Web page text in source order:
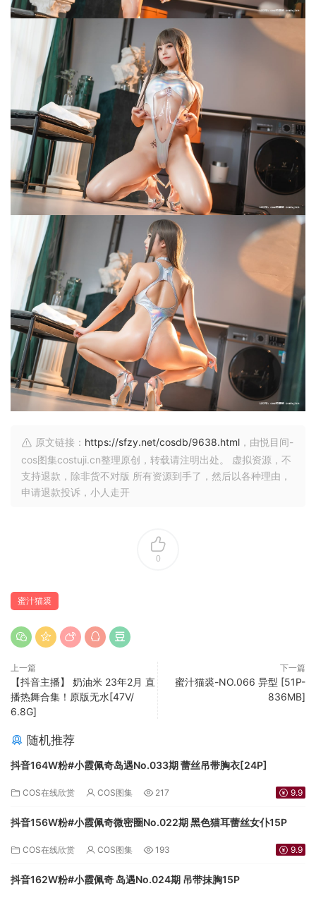
原文链接： https://sfzy.net/cosdb/9638.html ，由悦目间-
cos图集costuji.cn整理原创，转载请注明出处。 虚拟资源，不
支持退款，除非货不对版 所有资源到手了，然后以各种理由，
申请退款投诉，小人走开
0
蜜汁猫裘
上一篇
【抖音主播】 奶油米 23年2月 直
播热舞合集！原版无水[47V/
6.8G]
下一篇
蜜汁猫裘-NO.066 异型 [51P-
836MB]
随机推荐
抖音164W粉#小霞佩奇岛遇No.033期 蕾丝吊带胸衣[24P]
COS在线欣赏 COS图集 217 9.9
抖音156W粉#小霞佩奇微密圈No.022期 黑色猫耳蕾丝女仆15P
COS在线欣赏 COS图集 193 9.9
抖音162W粉#小霞佩奇 岛遇No.024期 吊带抹胸15P